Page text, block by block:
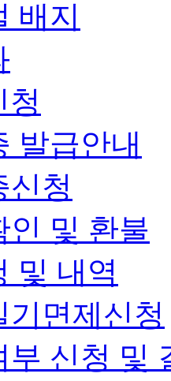
배지
청
발급안내
신청
인 및 환불
및 내역
기면제신청
부 신청 및